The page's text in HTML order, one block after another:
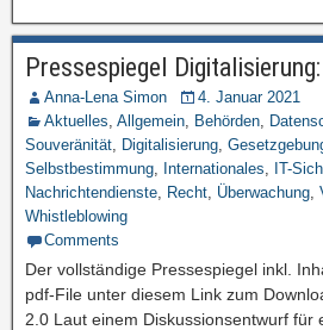
Pressespiegel
Anna-Lena Simon
4. Januar 2021
Aktuelles, Allgemein, Behörden,
Souveränität, Digitalisierung,
Selbstbestimmung, Internationales, IT-
Nachrichtendienste, Recht, Überwachung,
Whistleblowing
Comments
Der vollständige Pressespiegel inkl.
pdf-File unter diesem Link zum
2.0 Laut einem Diskussionsentwurf für